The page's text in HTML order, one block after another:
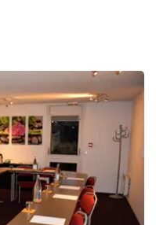
des espaces qui
la créativité
équipées de
Elles sont
de faire des
qui n’ont pas
prestataires proposent
à votre disposition un
proposent des